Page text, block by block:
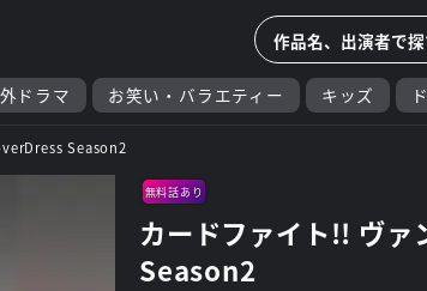
ドラマ お笑い・バラエティー キッズ
Season2
無料話あり
カードファイト!! ヴ
Season2